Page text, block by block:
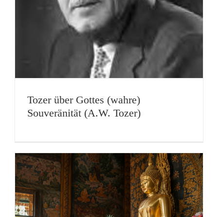
Tozer über Gottes (wahre)
Souveränität (A.W. Tozer)